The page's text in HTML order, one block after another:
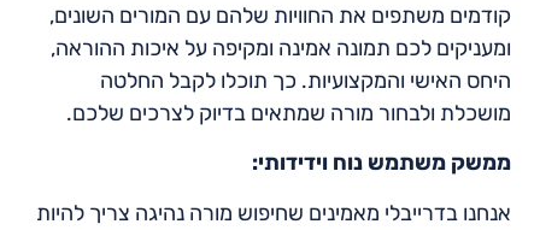
קודמים משתפים את החוויות שלהם עם המורים השונים,
ומעניקים לכם תמונה אמינה ומקיפה על איכות ההוראה,
היחס האישי והמקצועיות. כך תוכלו לקבל החלטה
מושכלת ולבחור מורה שמתאים בדיוק לצרכים שלכם.
ממשק משתמש נוח וידידותי:
אנחנו בדרייבלי מאמינים שחיפוש מורה נהיגה צריך להיות